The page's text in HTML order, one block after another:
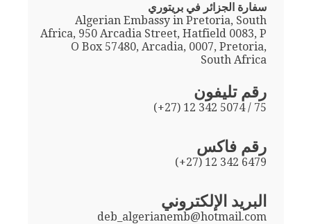
سفارة الجزائر في بريتوري
Algerian Embassy in Pretoria, South
Africa, 950 Arcadia Street, Hatfield 0083, P
O Box 57480, Arcadia, 0007, Pretoria,
South Africa
رقم تليفون
(+27) 12 342 5074 / 75
رقم فاكس
(+27) 12 342 6479
البريد الإلكتروني
deb_algerianemb@hotmail.com